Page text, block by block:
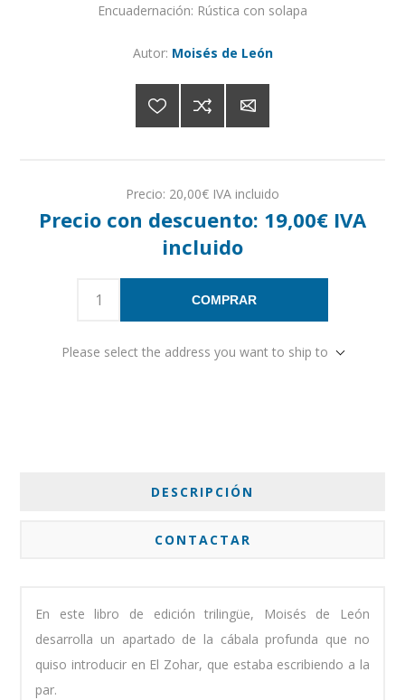
Encuadernación: Rústica con solapa
Autor: Moisés de León
Precio: 20,00€ IVA incluido
Precio con descuento: 19,00€ IVA
incluido
COMPRAR
Please select the address you want to ship to
DESCRIPCIÓN
CONTACTAR
En este libro de edición trilingüe, Moisés de León
desarrolla un apartado de la cábala profunda que no
quiso introducir en El Zohar, que estaba escribiendo a la
par.